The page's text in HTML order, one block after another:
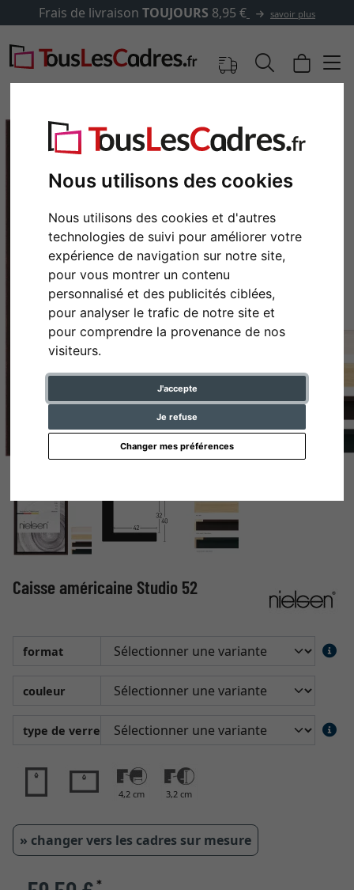
Nous utilisons des cookies
Nous utilisons des cookies et d'autres
technologies de suivi pour améliorer votre
expérience de navigation sur notre site,
pour vous montrer un contenu
personnalisé et des publicités ciblées,
pour analyser le trafic de notre site et
pour comprendre la provenance de nos
visiteurs.
J'accepte
Je refuse
Changer mes préférences
Frais de livraison TOUJOURS 8,95 € savoir plus
Retour
Caisse américaine Studio 52
format
couleur
type de verre
4,2 cm 3,2 cm
» changer vers les cadres sur mesure
*